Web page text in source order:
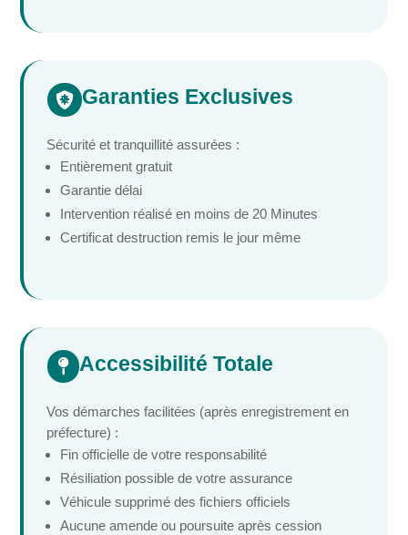
 Garanties Exclusives
Sécurité et tranquillité assurées :
Entièrement gratuit
Garantie délai
Intervention réalisé en moins de 20 Minutes
Certificat destruction remis le jour même
 Accessibilité Totale
Vos démarches facilitées (après enregistrement en
préfecture) :
Fin officielle de votre responsabilité
Résiliation possible de votre assurance
Véhicule supprimé des fichiers officiels
Aucune amende ou poursuite après cession